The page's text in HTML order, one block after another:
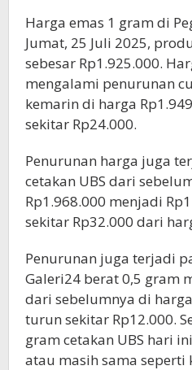
Harga emas 1 gram di
Jumat, 25 Juli 2025,
sebesar Rp1.925.000.
mengalami penurunan
kemarin di harga
sekitar Rp24.000.
Penurunan harga juga
cetakan UBS dari
Rp1.968.000 menjadi
sekitar Rp32.000 dari
Penurunan juga terjadi
Galeri24 berat 0,5 gram
dari sebelumnya di
turun sekitar Rp12.000.
gram cetakan UBS hari
atau masih sama seperti